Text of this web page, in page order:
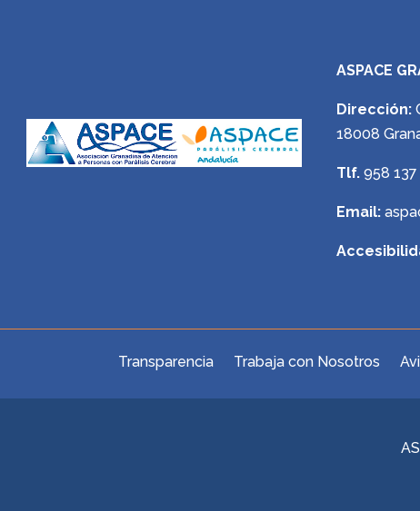
ASPACE
Dirección:
18008
Tlf. 958
Email:
Transparencia Trabaja con Nosotros